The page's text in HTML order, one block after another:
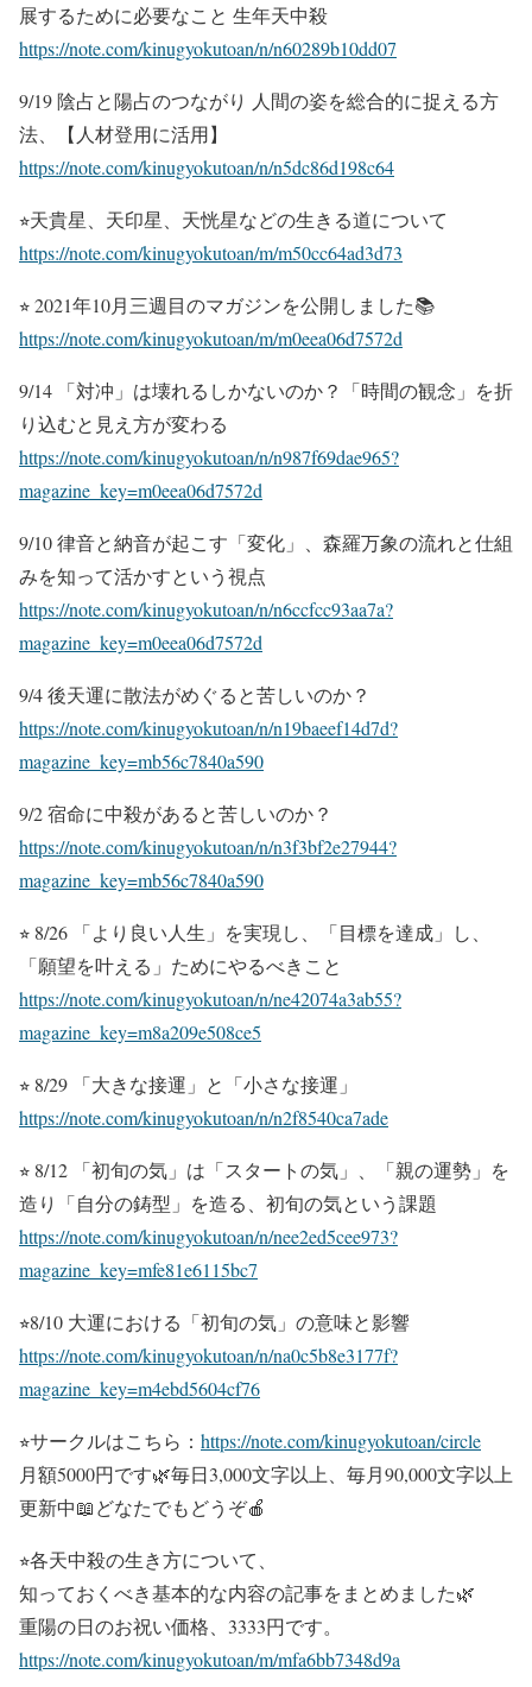
展するために必要なこと 生年天中殺
https://note.com/kinugyokutoan/n/n60289b10dd07
9/19 陰占と陽占のつながり 人間の姿を総合的に捉える方
法、【人材登用に活用】
https://note.com/kinugyokutoan/n/n5dc86d198c64
⭐︎天貴星、天印星、天恍星などの生きる道について
https://note.com/kinugyokutoan/m/m50cc64ad3d73
⭐︎ 2021年10月三週目のマガジンを公開しました📚
https://note.com/kinugyokutoan/m/m0eea06d7572d
9/14 「対冲」は壊れるしかないのか？「時間の観念」を折
り込むと見え方が変わる
https://note.com/kinugyokutoan/n/n987f69dae965?
magazine_key=m0eea06d7572d
9/10 律音と納音が起こす「変化」、森羅万象の流れと仕組
みを知って活かすという視点
https://note.com/kinugyokutoan/n/n6ccfcc93aa7a?
magazine_key=m0eea06d7572d
9/4 後天運に散法がめぐると苦しいのか？
https://note.com/kinugyokutoan/n/n19baeef14d7d?
magazine_key=mb56c7840a590
9/2 宿命に中殺があると苦しいのか？
https://note.com/kinugyokutoan/n/n3f3bf2e27944?
magazine_key=mb56c7840a590
⭐︎ 8/26 「より良い人生」を実現し、「目標を達成」し、
「願望を叶える」ためにやるべきこと
https://note.com/kinugyokutoan/n/ne42074a3ab55?
magazine_key=m8a209e508ce5
⭐︎ 8/29 「大きな接運」と「小さな接運」
https://note.com/kinugyokutoan/n/n2f8540ca7ade
⭐︎ 8/12 「初旬の気」は「スタートの気」、「親の運勢」を
造り「自分の鋳型」を造る、初旬の気という課題
https://note.com/kinugyokutoan/n/nee2ed5cee973?
magazine_key=mfe81e6115bc7
⭐︎8/10 大運における「初旬の気」の意味と影響
https://note.com/kinugyokutoan/n/na0c5b8e3177f?
magazine_key=m4ebd5604cf76
⭐︎サークルはこちら： https://note.com/kinugyokutoan/circle
月額5000円です🌿毎日3,000文字以上、毎月90,000文字以上
更新中📖どなたでもどうぞ🍎
⭐︎各天中殺の生き方について、
知っておくべき基本的な内容の記事をまとめました🌿
重陽の日のお祝い価格、3333円です。
https://note.com/kinugyokutoan/m/mfa6bb7348d9a